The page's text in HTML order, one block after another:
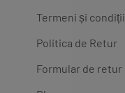
Termeni și condiții
Politica de Retur
Formular de retur